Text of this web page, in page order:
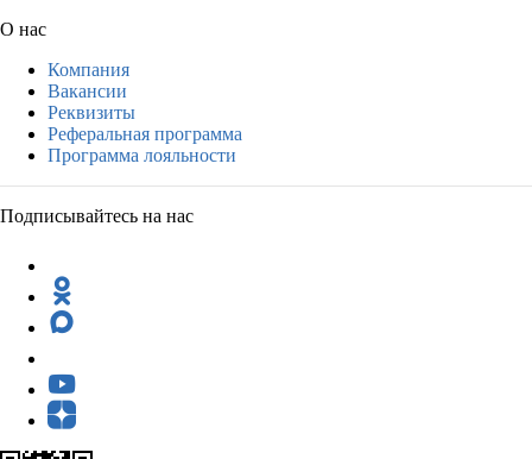
О нас
Компания
Вакансии
Реквизиты
Реферальная программа
Программа лояльности
Подписывайтесь на нас